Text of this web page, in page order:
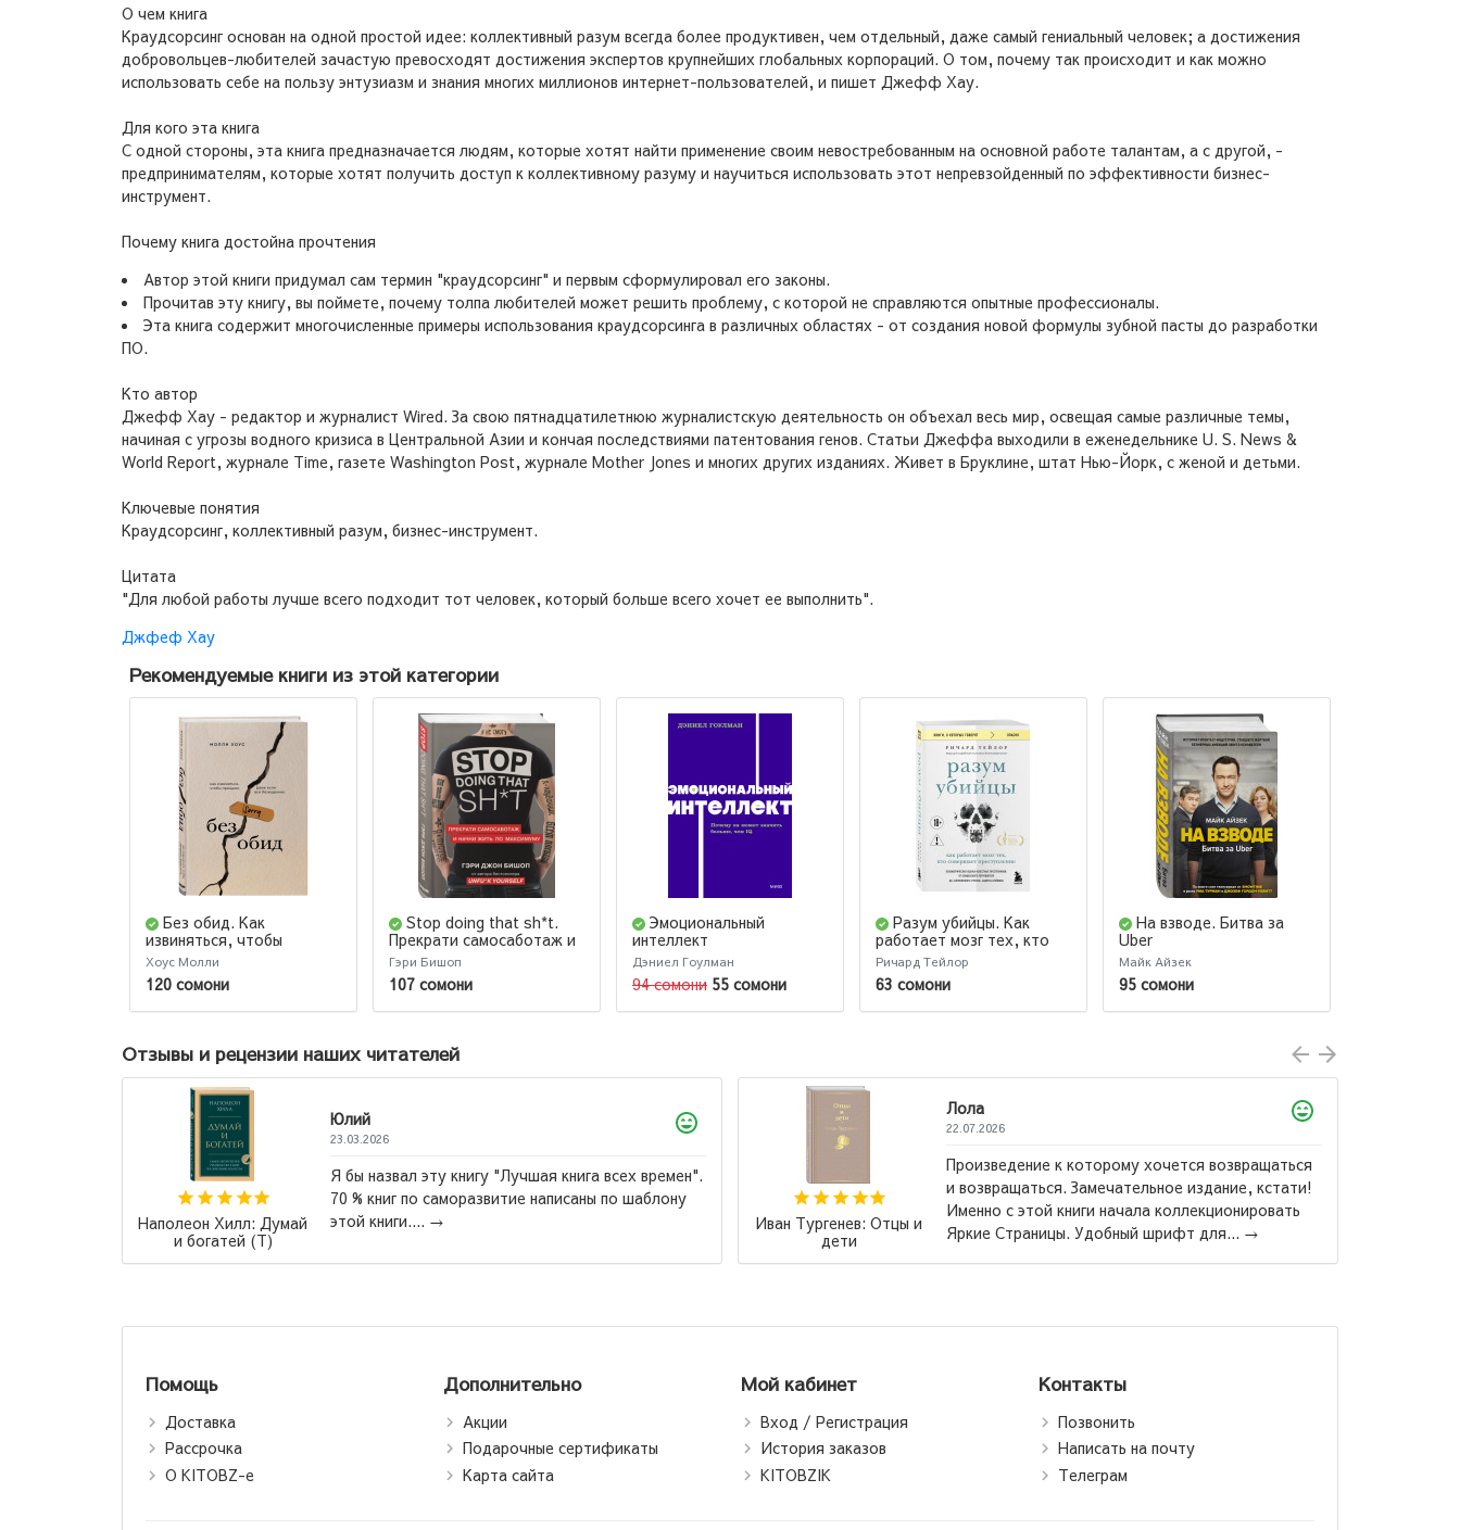
О чем книга
Краудсорсинг основан на одной простой идее: коллективный разум всегда более продуктивен, чем отдельный, даже самый гениальный человек; а достижения
добровольцев-любителей зачастую превосходят достижения экспертов крупнейших глобальных корпораций. О том, почему так происходит и как можно
использовать себе на пользу энтузиазм и знания многих миллионов интернет-пользователей, и пишет Джефф Хау.
Для кого эта книга
С одной стороны, эта книга предназначается людям, которые хотят найти применение своим невостребованным на основной работе талантам, а с другой, -
предпринимателям, которые хотят получить доступ к коллективному разуму и научиться использовать этот непревзойденный по эффективности бизнес-
инструмент.
Почему книга достойна прочтения
Автор этой книги придумал сам термин "краудсорсинг" и первым сформулировал его законы.
Прочитав эту книгу, вы поймете, почему толпа любителей может решить проблему, с которой не справляются опытные профессионалы.
Эта книга содержит многочисленные примеры использования краудсорсинга в различных областях - от создания новой формулы зубной пасты до разработки
ПО.
Кто автор
Джефф Хау - редактор и журналист Wired. За свою пятнадцатилетнюю журналистскую деятельность он объехал весь мир, освещая самые различные темы,
начиная с угрозы водного кризиса в Центральной Азии и кончая последствиями патентования генов. Статьи Джеффа выходили в еженедельнике U. S. News &
World Report, журнале Time, газете Washington Post, журнале Mother Jones и многих других изданиях. Живет в Бруклине, штат Нью-Йорк, с женой и детьми.
Ключевые понятия
Краудсорсинг, коллективный разум, бизнес-инструмент.
Цитата
"Для любой работы лучше всего подходит тот человек, который больше всего хочет ее выполнить".
Джфеф Хау
Рекомендуемые книги из этой категории
Без обид. Как
извиняться, чтобы
прощали, даже если все
безнадежно
Хоус Молли
120 сомони
Stop doing that sh*t.
Прекрати самосаботаж и
начни жить по максимуму
Гэри Бишоп
107 сомони
Эмоциональный
интеллект
Дэниел Гоулман
94 сомони 55 сомони
Разум убийцы. Как
работает мозг тех, кто
совершает преступления
Ричард Тейлор
63 сомони
На взводе. Битва за
Uber
Майк Айзек
95 сомони
Отзывы и рецензии наших читателей
эту книгу "Лучшая книга всех времен".
саморазвитие написаны по шаблону
Иван Тургенев: Отцы и
и возвращаться. Замечательное издание, кстати!
Именно с этой книги начала коллекционировать
Яркие Страницы. Удобный шрифт для...→
Александр Куприн:
Гранатовый браслет
Гранатовый браслет, Суламифь и другие
Куприна мне лично не понравились. Но
«Поединок» теперь моё самое, самое,
любимое произведение! Ради повест...
Помощь
Доставка
Рассрочка
О KITOBZ-е
Дополнительно
Акции
Подарочные сертификаты
Карта сайта
Мой кабинет
Вход / Регистрация
История заказов
KITOBZIK
Контакты
Позвонить
Написать на почту
Телеграм